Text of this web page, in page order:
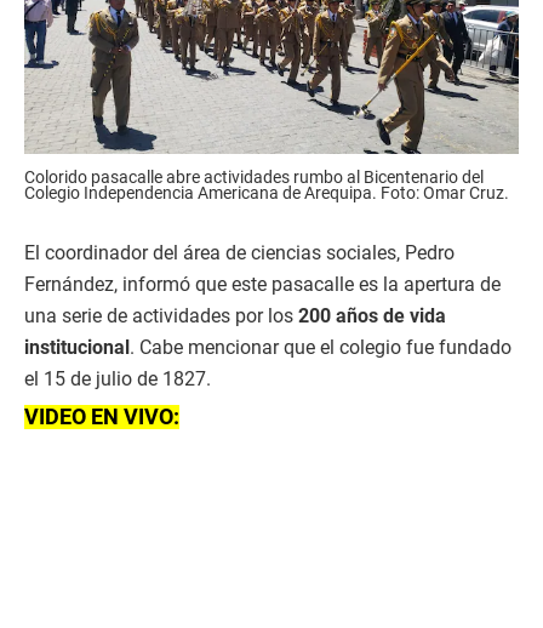
Colorido pasacalle abre actividades rumbo al Bicentenario del
Colegio Independencia Americana de Arequipa. Foto: Omar Cruz.
El coordinador del área de ciencias sociales, Pedro
Fernández, informó que este pasacalle es la apertura de
una serie de actividades por los 200 años de vida
institucional. Cabe mencionar que el colegio fue fundado
el 15 de julio de 1827.
VIDEO EN VIVO: